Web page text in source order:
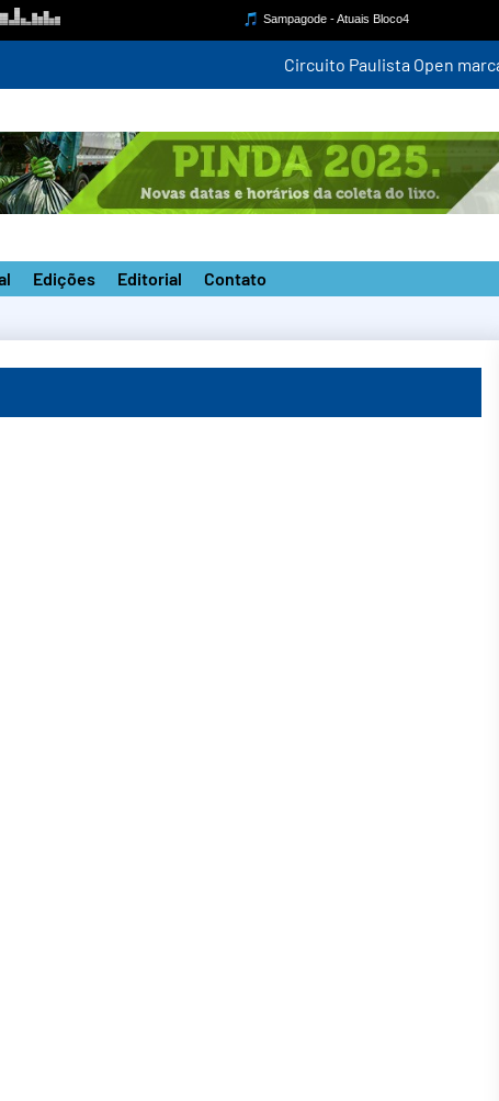
estadual na nova pista do ‘João do Pulo’
Edições Editorial Contato